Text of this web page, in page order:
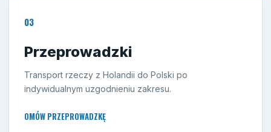
03
Przeprowadzki
Transport rzeczy z Holandii do Polski po
indywidualnym uzgodnieniu zakresu.
OMÓW PRZEPROWADZKĘ